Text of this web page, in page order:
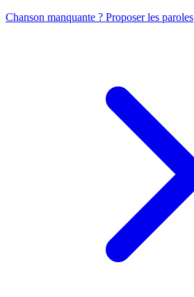
Chanson manquante ? Proposer les paroles